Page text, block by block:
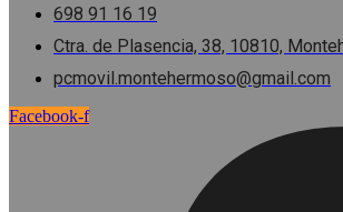
698 91 16 19
Ctra. de Plasencia, 38, 10810,
pcmovil.montehermoso@gmail.com
Facebook-f